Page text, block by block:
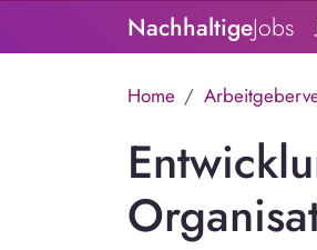
NachhaltigeJobs
Home